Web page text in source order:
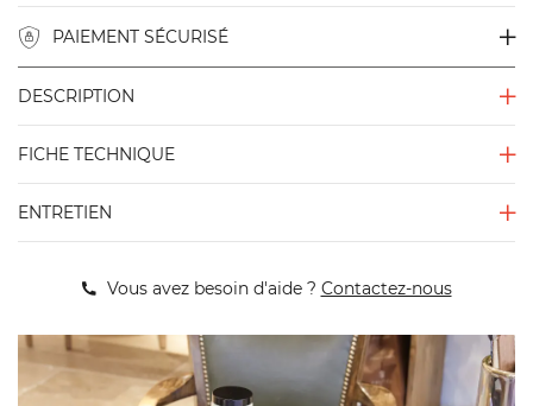
PAIEMENT SÉCURISÉ
DESCRIPTION
FICHE TECHNIQUE
ENTRETIEN
Vous avez besoin d'aide ? Contactez-nous